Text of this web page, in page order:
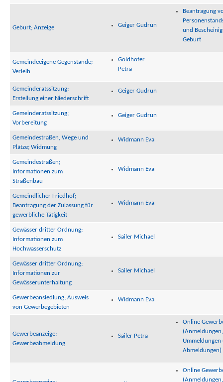
Geburt; Anzeige Geiger Gudrun
Beantragung
und
Geburt
Gemeindeeigene Gegenstände;
Verleih
Goldhofer
Petra
Gemeinderatssitzung;
Erstellung einer Niederschrift
Geiger Gudrun
Gemeinderatssitzung;
Vorbereitung
Geiger Gudrun
Gemeindestraßen, Wege und
Plätze; Widmung
Widmann Eva
Gemeindestraßen;
Informationen zum
Straßenbau
Widmann Eva
Gemeindlicher Friedhof;
Beantragung der Zulassung für
gewerbliche Tätigkeit
Widmann Eva
Gewässer dritter Ordnung;
Informationen zum
Hochwasserschutz
Sailer Michael
Gewässer dritter Ordnung;
Informationen zur
Gewässerunterhaltung
Sailer Michael
Gewerbeansiedlung; Ausweis
von Gewerbegebieten
Widmann Eva
Gewerbeanzeige;
Gewerbeabmeldung
Sailer Petra
Online
(Anmeldungen,
Ummeldungen
Abmeldungen)
Online
(Anmeldungen,